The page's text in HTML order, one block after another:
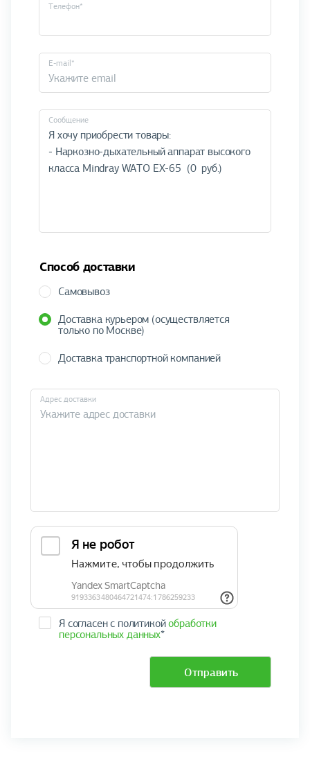
Телефон*
E-mail*
Cообщение
Способ доставки
Самовывоз
Доставка курьером (осуществляется
только по Москве)
Доставка транспортной компанией
Адрес доставки
Я согласен с политикойобработки
персональных данных*
Отправить